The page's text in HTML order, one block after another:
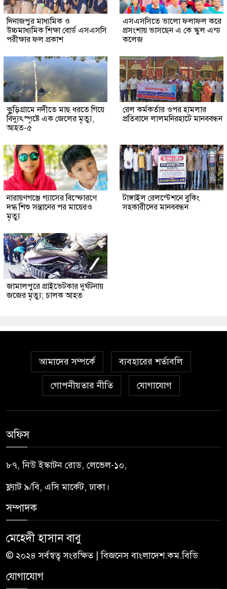
দিনাজপুর মাধ্যমিক ও
উচ্চমাধ্যমিক শিক্ষা বোর্ড এসএসসি
পরীক্ষার ফল প্রকাশ
এসএসসিতে ভালো ফলাফল করে
প্রসংশায় ভাসছেন এ কে স্কুল এন্ড
কলেজ
কুুড়িগ্রা‌মে নদীতে মাছ ধরতে গিয়ে
বিদ্যুৎস্পৃষ্টে এক জেলের মৃত্যু,
আহত-৫
রেল কর্মকর্তার ওপর হামলার
প্রতিবাদে লালমনিরহাটে মানববন্ধন
নারায়ণগঞ্জে গ্যাসের বিস্ফোরণে
দগ্ধ শিশু সন্তানের পর মায়েরও
মৃত্যু
টাঙ্গাইল রেলস্টেশনে বুকিং
সহকারীদের মানববন্ধন
জামালপুরে প্রাইভেটকার দুর্ঘটনায়
জজের মৃত্যু; চালক আহত
আমাদের সম্পর্কে ব্যবহারের শর্তাবলি
গোপনীয়তার নীতি যোগাযোগ
অফিস
৮৭, নিউ ইস্কাটন রোড, লেভেল-১০,
ফ্ল্যাট ৯/বি, এসি মার্কেট, ঢাকা।
সম্পাদক
মেহেদী হাসান বাবু
© ২০২৪ সর্বস্বত্ব সংরক্ষিত | বিজনেস বাংলাদেশ.কম.বিডি
যোগাযোগ